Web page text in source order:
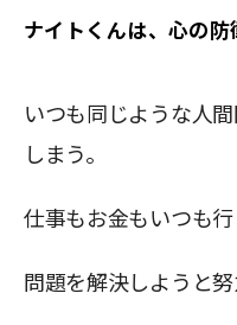
ナイトくんは、心の防
いつも同じような人
しまう。
仕事もお金もいつも行
問題を解決しようと